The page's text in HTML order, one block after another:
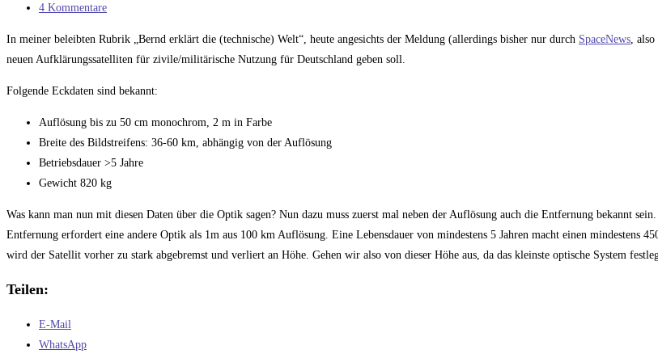
Kategorie:
Beitrags-
4 Kommentare
In meiner beleibten Rubrik „Bernd erklärt die (technische) Welt“, heute angesichts der Meldung (allerdings bisher nur durch SpaceNews, also
neuen Aufklärungssatelliten für zivile/militärische Nutzung für Deutschland geben soll.
Folgende Eckdaten sind bekannt:
Auflösung bis zu 50 cm monochrom, 2 m in Farbe
Breite des Bildstreifens: 36-60 km, abhängig von der Auflösung
Betriebsdauer >5 Jahre
Gewicht 820 kg
Was kann man nun mit diesen Daten über die Optik sagen? Nun dazu muss zuerst mal neben der Auflösung auch die Entfernung bekannt
Entfernung erfordert eine andere Optik als 1m aus 100 km Auflösung. Eine Lebensdauer von mindestens 5 Jahren macht einen mindestens
wird der Satellit vorher zu stark abgebremst und verliert an Höhe. Gehen wir also von dieser Höhe aus, da das kleinste optische System
Teilen:
E-Mail
WhatsApp